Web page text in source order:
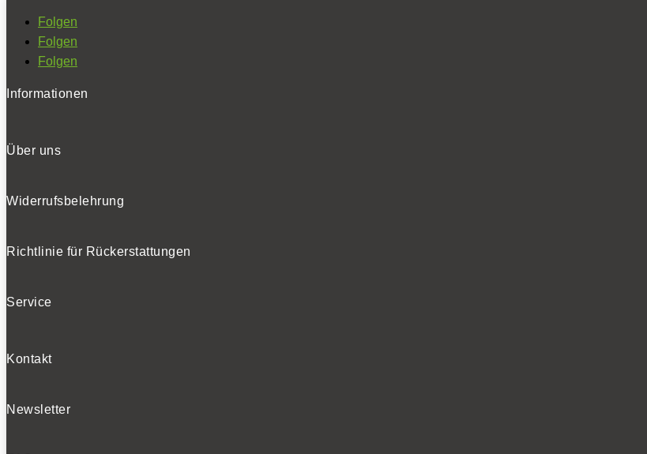
Folgen
Folgen
Folgen
Informationen
Über uns
Widerrufsbelehrung
Richtlinie für Rückerstattungen
Service
Kontakt
Newsletter